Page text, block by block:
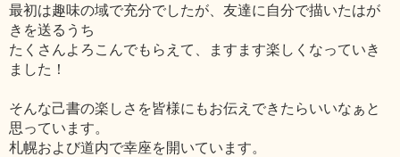
最初は趣味の域で充分でしたが、友達に自分で描いたはが
きを送るうち
たくさんよろこんでもらえて、ますます楽しくなっていき
ました！
そんな己書の楽しさを皆様にもお伝えできたらいいなぁと
思っています。
札幌および道内で幸座を開いています。